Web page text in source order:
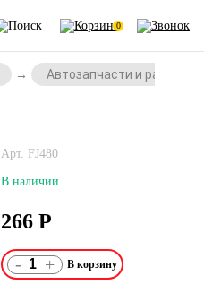
0
Автозапчасти и
Арт. FJ480
В наличии
266 Р
- +